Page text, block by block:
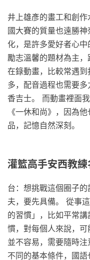
井上雄彥的畫工和創
國大賽的質量也遠勝
化，是許多愛好者心
勵志溫馨的題材為主
在錄動畫，比較常遇
多，配音過程也需要
香吉士。 而動畫裡面
《一休和尚》，因為
品，記憶自然深刻。
灌籃高手安西教
台：想挑戰這個圈子
夫，要先具備。 從事
的習慣」，比如平常
慣，對每個人來說，
並不容易，需要隨時
不同的基本條件，國